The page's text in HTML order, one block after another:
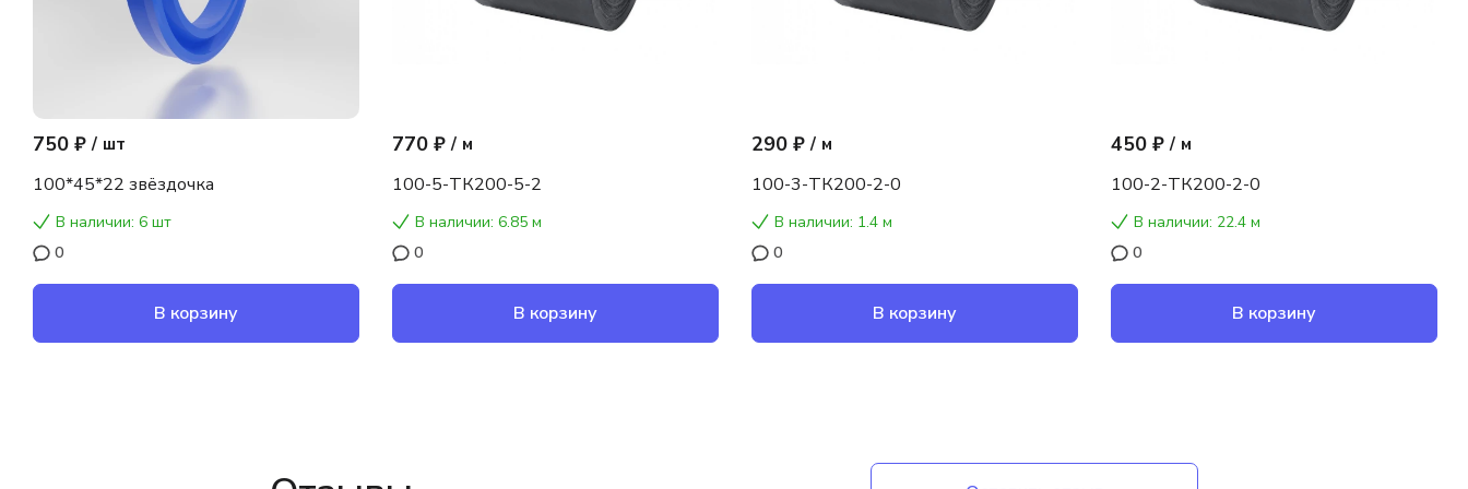
750 ₽ / шт
100*45*22 звёздочка
В наличии: 6 шт
0
В корзину
770 ₽ / м
100-5-ТК200-5-2
В наличии: 6.85 м
0
В корзину
290 ₽ / м
100-3-ТК200-2-0
В наличии: 1.4 м
0
В корзину
450 ₽ / м
100-2-ТК200-2-0
В наличии: 22.4 м
0
В корзину